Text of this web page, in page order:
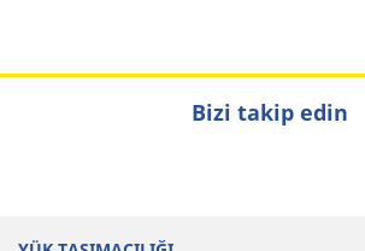
Bizi takip edin